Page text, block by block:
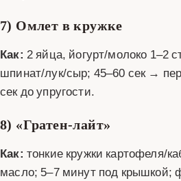
7) Омлет в кружке
Как: 2 яйца, йогурт/молоко 1–2
шпинат/лук/сыр; 45–60 сек →
сек до упругости.
8) «Гратен‑лайт»
Как: тонкие кружки картофеля/
масло; 5–7 минут под